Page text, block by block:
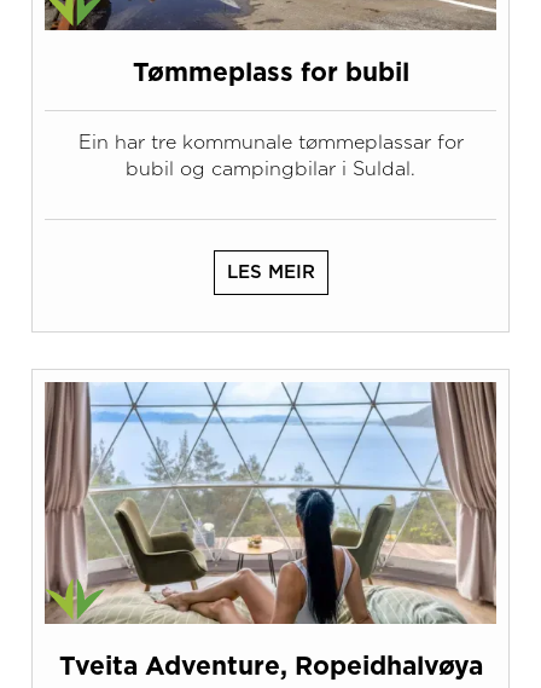
Tømmeplass for bubil
Ein har tre kommunale tømmeplassar for
bubil og campingbilar i Suldal.
LES MEIR
Tveita Adventure, Ropeidhalvøya